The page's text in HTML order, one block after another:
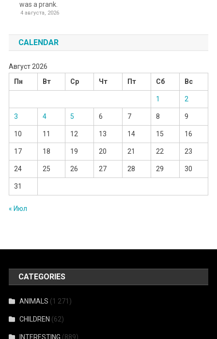
was a prank.
4 августа, 2026
CALENDAR
Август 2026
Пн
Вт Ср Чт Пт Сб Вс
1 2
3 4 5 6 7 8 9
10 11 12 13 14 15 16
17 18 19 20 21 22 23
24 25 26 27 28 29 30
31
« Июл
CATEGORIES
ANIMALS (1 271)
CHILDREN (62)
INTERESTING (889)